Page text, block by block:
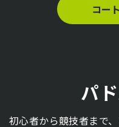
コー
ルボール大
パ
初心者から競技者まで